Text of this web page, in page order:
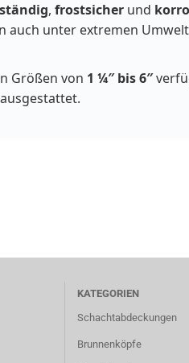
, frostsicher und
auch unter extremen
Größen von 1 ¼″ bis 6″
ausgestattet.
KATEGORIEN
Schachtabdeckungen
Brunnenköpfe